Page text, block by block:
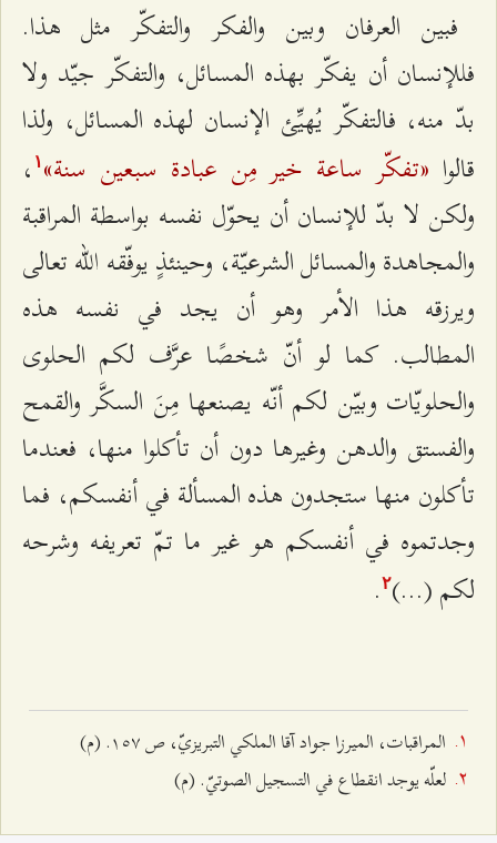
فبين العرفان وبين والفكر والتفكّر مثل هذا.
فللإنسان أن يفكّر بهذه المسائل، والتفكّر جيّد ولا
بدّ منه، فالتفكّر يُهيِّئ الإنسان لهذه المسائل، ولذا
قالوا «تفكّر ساعة خير مِن عبادة سبعين سنة» ۱ ،
ولكن لا بدّ للإنسان أن يحوّل نفسه بواسطة المراقبة
والمجاهدة والمسائل الشرعيّة، وحينئذٍ يوفّقه الله تعالى
ويرزقه هذا الأمر وهو أن يجد في نفسه هذه
المطالب. كما لو أنّ شخصًا عرَّف لكم الحلوى
والحلويّات وبيّن لكم أنّه يصنعها مِنَ السكَّر والقمح
والفستق والدهن وغيرها دون أن تأكلوا منها، فعندما
تأكلون منها ستجدون هذه المسألة في أنفسكم، فما
وجدتموه في أنفسكم هو غير ما تمّ تعريفه وشرحه
لكم (...)٢.
المراقبات، الميرزا جواد آقا الملكي التبريزيّ، ص ۱٥۷. (م)
لعلّه يوجد انقطاع في التسجيل الصوتيّ. (م)